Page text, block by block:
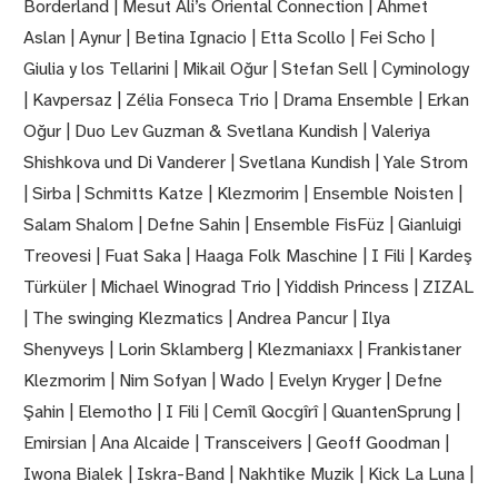
Borderland | Mesut Ali’s Oriental Connection | Ahmet
Aslan | Aynur | Betina Ignacio | Etta Scollo | Fei Scho |
Giulia y los Tellarini | Mikail Oğur | Stefan Sell | Cyminology
| Kavpersaz | Zélia Fonseca Trio | Drama Ensemble | Erkan
Oğur | Duo Lev Guzman & Svetlana Kundish | Valeriya
Shishkova und Di Vanderer | Svetlana Kundish | Yale Strom
| Sirba | Schmitts Katze | Klezmorim | Ensemble Noisten |
Salam Shalom | Defne Sahin | Ensemble FisFüz | Gianluigi
Treovesi | Fuat Saka | Haaga Folk Maschine | I Fili | Kardeş
Türküler | Michael Winograd Trio | Yiddish Princess | ZIZAL
| The swinging Klezmatics | Andrea Pancur | Ilya
Shenyveys | Lorin Sklamberg | Klezmaniaxx | Frankistaner
Klezmorim | Nim Sofyan | Wado | Evelyn Kryger | Defne
Şahin | Elemotho | I Fili | Cemîl Qocgîrî | QuantenSprung |
Emirsian | Ana Alcaide | Transceivers | Geoff Goodman |
Iwona Bialek | Iskra-Band | Nakhtike Muzik | Kick La Luna |